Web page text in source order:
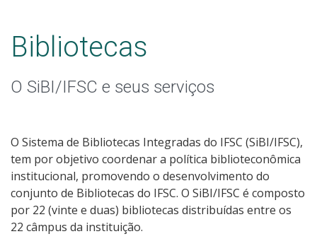
Portal Capes
Capacitações Online
Bibliotecas
O SiBI/IFSC e seus serviços
O Sistema de Bibliotecas Integradas do IFSC (SiBI/IFSC),
tem por objetivo coordenar a política biblioteconômica
institucional, promovendo o desenvolvimento do
conjunto de Bibliotecas do IFSC. O SiBI/IFSC é composto
por 22 (vinte e duas) bibliotecas distribuídas entre os
22 câmpus da instituição.